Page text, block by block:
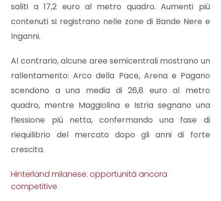
saliti a 17,2 euro al metro quadro. Aumenti più
contenuti si registrano nelle zone di Bande Nere e
Inganni.
Al contrario, alcune aree semicentrali mostrano un
rallentamento: Arco della Pace, Arena e Pagano
scendono a una media di 26,8 euro al metro
quadro, mentre Maggiolina e Istria segnano una
flessione più netta, confermando una fase di
riequilibrio del mercato dopo gli anni di forte
crescita.
Hinterland milanese: opportunità ancora
competitive
4
5
Bagni
minimi
1